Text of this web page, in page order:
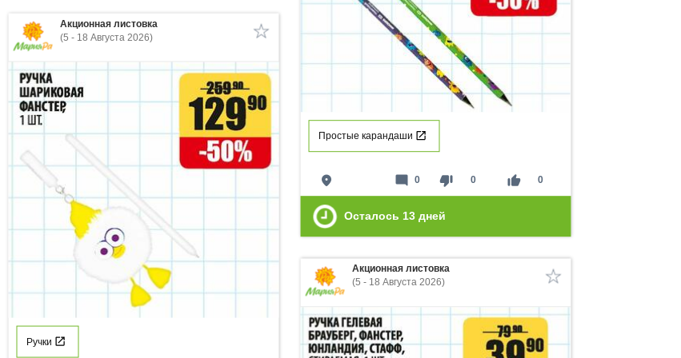
Простые карандаши
place thumb_down 0 thumb_up 0
mode_comment 0
Осталось 13 дней
Акционная листовка
(5 - 18 Августа 2026)
Ручки
Акционная листовка
(5 - 18 Августа 2026)